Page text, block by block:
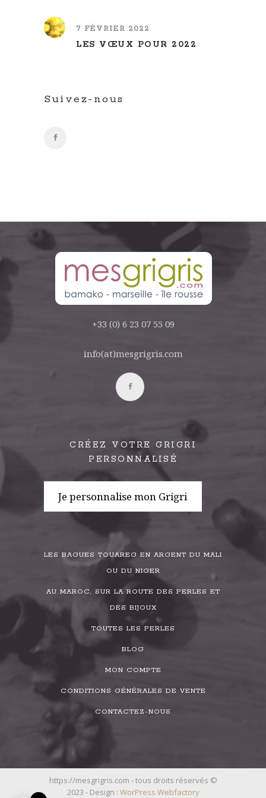
7 FÉVRIER 2022
LES VŒUX POUR 2022
Suivez-nous
+33 (0) 6 23 07 55 09
info(at)mesgrigris.com
CRÉEZ VOTRE GRIGRI
PERSONNALISÉ
Je personnalise mon Grigri
LES BAGUES TOUAREG EN ARGENT DU MALI
OU DU NIGER
AU MAROC, SUR LA ROUTE DES PERLES ET
DES BIJOUX
TOUTES LES PERLES
BLOG
MON COMPTE
CONDITIONS GÉNÉRALES DE VENTE
CONTACTEZ-NOUS
https://mesgrigris.com - tous droits réservés ©
2023 - Design : WorPress Webfactory